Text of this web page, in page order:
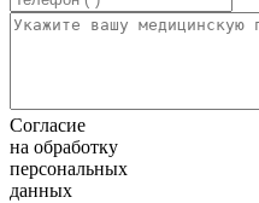
Согласие
на обработку
персональных
данных